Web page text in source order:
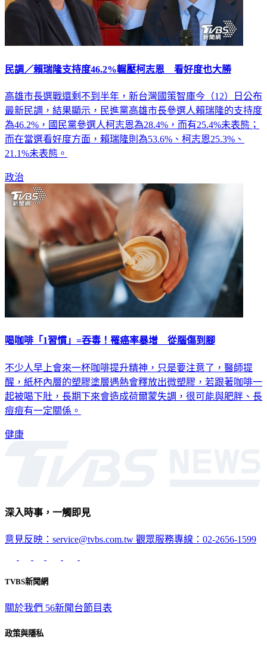
民調／賴瑞隆支持度46.2%輾壓柯志恩 看好度也大勝
高雄市長選戰還剩不到半年，新台灣國策智庫今（12）日公布
最新民調，結果顯示，民進黨高雄市長參選人賴瑞隆的支持度
為46.2%，國民黨參選人柯志恩為28.4%，而有25.4%未表態；
而在當選看好度方面，賴瑞隆則為53.6%、柯志恩25.3%、
21.1%未表態。
政治
喝咖啡「1習慣」=吞毒！罹癌率暴增 從腦傷到腳
不少人早上會來一杯咖啡提升精神，只是要注意了，醫師提
醒，紙杯內層的塑膠塗層遇熱會釋放出微塑膠，若跟著咖啡一
起被喝下肚，長期下來會造成荷爾蒙失調，很可能與肥胖、長
痘痘有一定關係。
健康
深入時事，一觸即見
意見反映：service@tvbs.com.tw 觀眾服務專線：02-2656-1599
TVBS新聞網
關於我們 56新聞台節目表
政策與隱私